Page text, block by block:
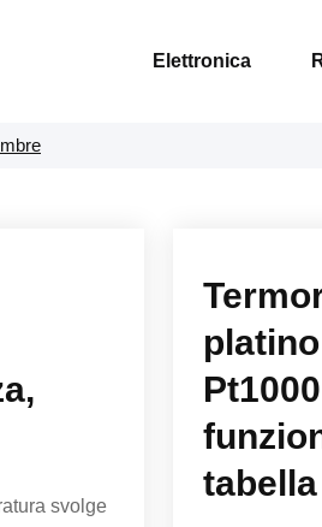
Elettronica
svolge
tabella